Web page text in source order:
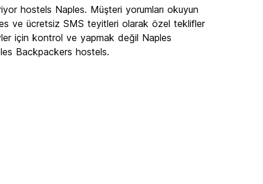
hostels Naples. Müşteri yorumları okuyun
ve ücretsiz SMS teyitleri olarak özel teklifler
için kontrol ve yapmak değil Naples
Backpackers hostels.